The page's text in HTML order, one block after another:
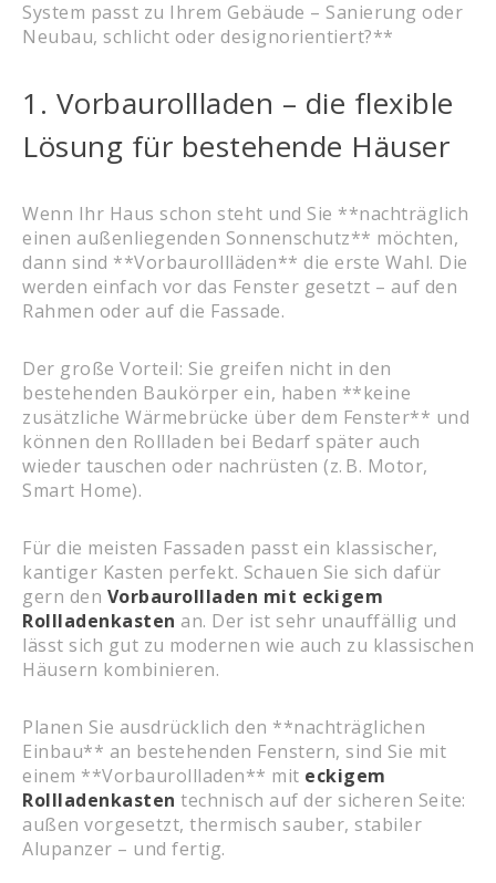
System passt zu Ihrem Gebäude – Sanierung oder
Neubau, schlicht oder designorientiert?**
1. Vorbaurollladen – die flexible
Lösung für bestehende Häuser
Wenn Ihr Haus schon steht und Sie **nachträglich
einen außenliegenden Sonnenschutz** möchten,
dann sind **Vorbaurollläden** die erste Wahl. Die
werden einfach vor das Fenster gesetzt – auf den
Rahmen oder auf die Fassade.
Der große Vorteil: Sie greifen nicht in den
bestehenden Baukörper ein, haben **keine
zusätzliche Wärmebrücke über dem Fenster** und
können den Rollladen bei Bedarf später auch
wieder tauschen oder nachrüsten (z. B. Motor,
Smart Home).
Für die meisten Fassaden passt ein klassischer,
kantiger Kasten perfekt. Schauen Sie sich dafür
gern den Vorbaurollladen mit eckigem
Rollladenkasten an. Der ist sehr unauffällig und
lässt sich gut zu modernen wie auch zu klassischen
Häusern kombinieren.
Planen Sie ausdrücklich den **nachträglichen
Einbau** an bestehenden Fenstern, sind Sie mit
einem **Vorbaurollladen** mit eckigem
Rollladenkasten technisch auf der sicheren Seite:
außen vorgesetzt, thermisch sauber, stabiler
Alupanzer – und fertig.